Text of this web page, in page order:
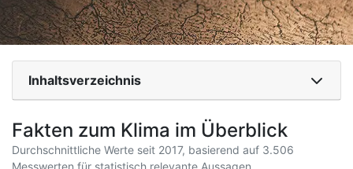
Inhaltsverzeichnis
Fakten zum Klima im Überblick
Durchschnittliche Werte seit 2017, basierend auf 3.506
Messwerten für statistisch relevante Aussagen.